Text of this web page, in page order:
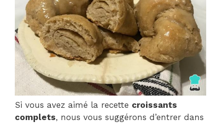
Si vous avez aimé la recette croissants
complets, nous vous suggérons d’entrer dans